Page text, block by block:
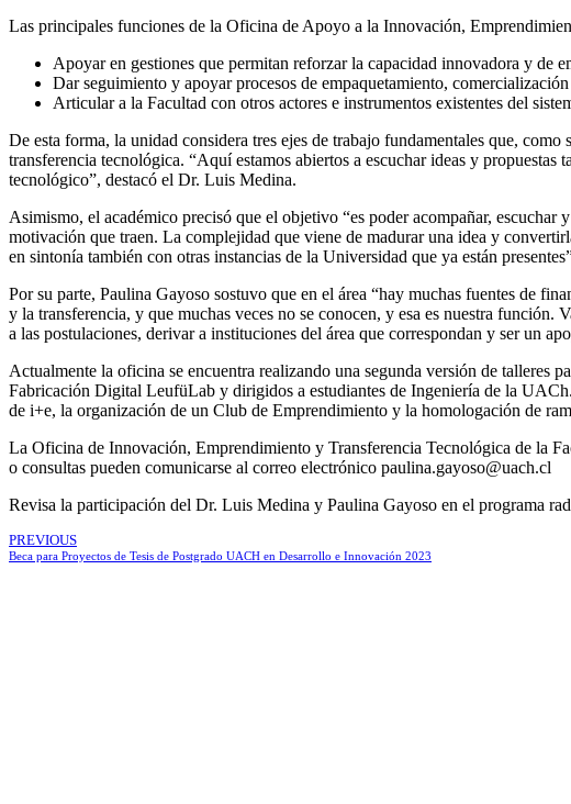
Las principales funciones de la Oficina de Apoyo a la Innovación,
Apoyar en gestiones que permitan reforzar la capacidad innovadora y de
Dar seguimiento y apoyar procesos de empaquetamiento,
Articular a la Facultad con otros actores e instrumentos existentes del
De esta forma, la unidad considera tres ejes de trabajo fundamentales que,
transferencia tecnológica. “Aquí estamos abiertos a escuchar ideas y
tecnológico”, destacó el Dr. Luis Medina.
Asimismo, el académico precisó que el objetivo “es poder acompañar,
motivación que traen. La complejidad que viene de madurar una idea y
en sintonía también con otras instancias de la Universidad que ya están
Por su parte, Paulina Gayoso sostuvo que en el área “hay muchas fuentes de
y la transferencia, y que muchas veces no se conocen, y esa es nuestra
a las postulaciones, derivar a instituciones del área que correspondan y ser un
Actualmente la oficina se encuentra realizando una segunda versión de
Fabricación Digital LeufüLab y dirigidos a estudiantes de Ingeniería de la
de i+e, la organización de un Club de Emprendimiento y la homologación de
La Oficina de Innovación, Emprendimiento y Transferencia Tecnológica de la
o consultas pueden comunicarse al correo electrónico paulina.gayoso@uach.cl
Revisa la participación del Dr. Luis Medina y Paulina Gayoso en el programa
PREVIOUS
Beca para Proyectos de Tesis de Postgrado UACH en Desarrollo e Innovación 2023